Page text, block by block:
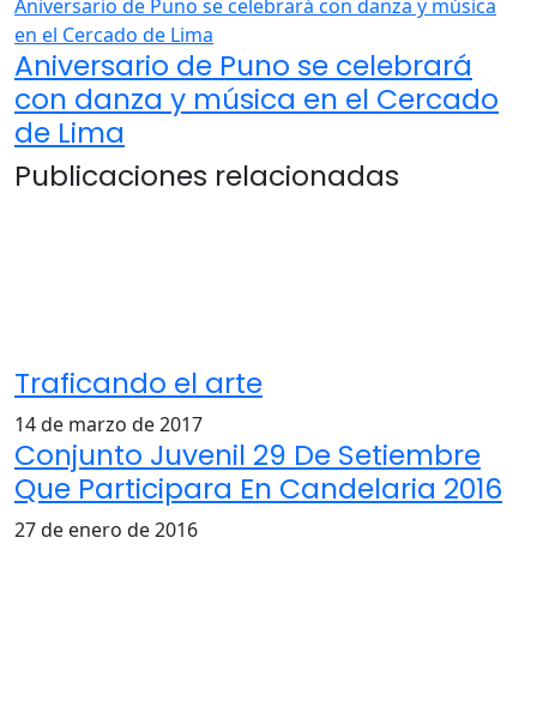
Aniversario de Puno se celebrará con danza y música
en el Cercado de Lima
Aniversario de Puno se celebrará
con danza y música en el Cercado
de Lima
Publicaciones relacionadas
Traficando el arte
14 de marzo de 2017
Conjunto Juvenil 29 De Setiembre
Que Participara En Candelaria 2016
27 de enero de 2016